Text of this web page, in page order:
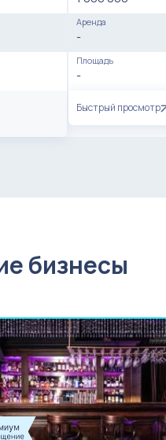
Аренда
-
Площадь
-
Быстрый просмотр
бизнесы